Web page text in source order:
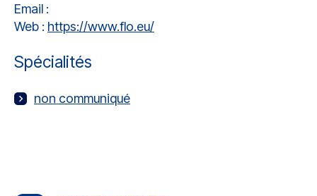
Email :
Web : https://www.flo.eu/
Spécialités
non communiqué